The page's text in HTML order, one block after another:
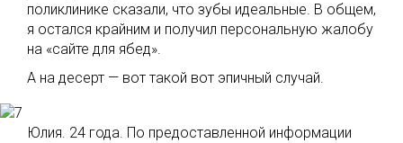
поликлинике сказали, что зубы идеальные. В общем,
я остался крайним и получил персональную жалобу
на «сайте для ябед».
А на десерт — вот такой вот эпичный случай.
Юлия. 24 года. По предоставленной информации